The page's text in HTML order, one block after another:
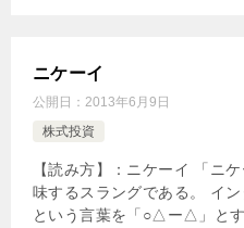
ニケーイ
公開日： 2013年6月9日
株式投資
【読み方】：ニケーイ 「ニ
味するスラングである。 イ
という言葉を「○△ー△」と